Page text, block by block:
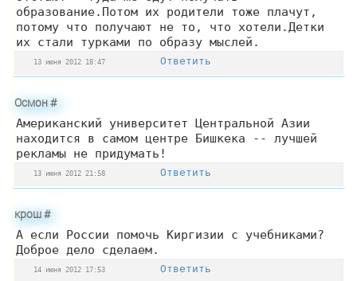
образование.Потом их родители тоже плачут,
потому что получают не то, что хотели.Детки
их стали турками по образу мыслей.
13 июня 2012 18:47 Ответить
Осмон#
Американский университет Центральной Азии
находится в самом центре Бишкека -- лучшей
рекламы не придумать!
13 июня 2012 21:58 Ответить
крош#
А если России помочь Киргизии с учебниками?
Доброе дело сделаем.
14 июня 2012 17:53 Ответить